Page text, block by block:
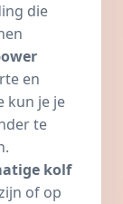
die
en
kun je je
te
kolf
of op